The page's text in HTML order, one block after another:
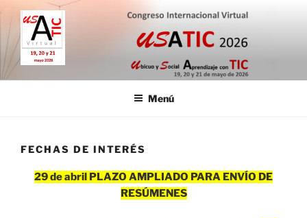
Saltar
contenido
CONGRESO INTERNACIONAL
VIRTUAL USATIC
Menú
FECHAS DE INTERÉS
29 de abril PLAZO AMPLIADO PARA ENVÍO DE
RESÚMENES